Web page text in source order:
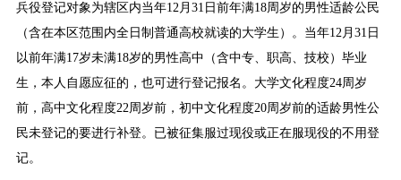
兵役登记对象为辖区内当年12月31日前年满18周岁的男性适龄公民
（含在本区范围内全日制普通高校就读的大学生）。当年12月31日
以前年满17岁未满18岁的男性高中（含中专、职高、技校）毕业
生，本人自愿应征的，也可进行登记报名。大学文化程度24周岁
前，高中文化程度22周岁前，初中文化程度20周岁前的适龄男性公
民未登记的要进行补登。已被征集服过现役或正在服现役的不用登
记。